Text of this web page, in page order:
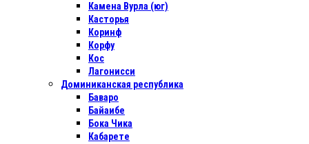
Камена Вурла (юг)
Касторья
Коринф
Корфу
Кос
Лагонисси
Доминиканская республика
Баваро
Байаибе
Бока Чика
Кабарете